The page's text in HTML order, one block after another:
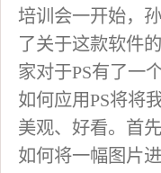
培训会一开始，
了关于这款软件
家对于PS有了一
如何应用PS将将
美观、好看。首
如何将一幅图片